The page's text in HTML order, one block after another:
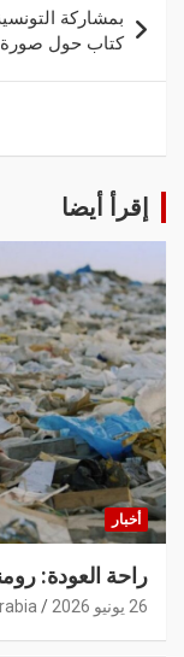
بمشاركة
كتاب حول صورة
إقرأ أيضا
أخبار
راحة العودة:
26 يونيو 2026